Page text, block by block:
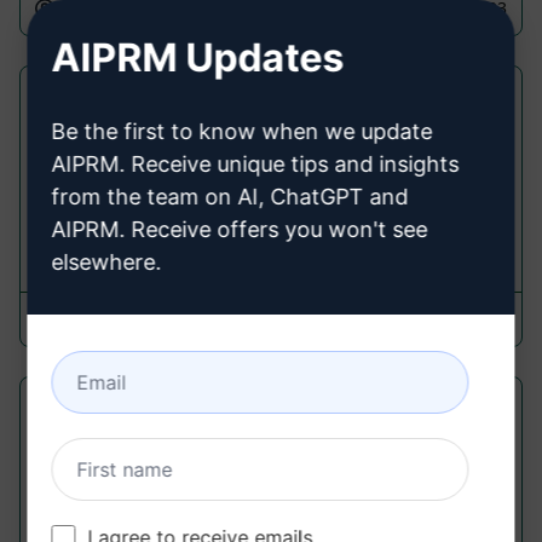
Sagar Mitukula April 27, 2023
Crie os Melhores Tópicos para o Blog
19,271
Ashutosh Joshi June 21, 2023
Escreva Descrição Profissional de
Biografia Empresarial
Ideation Prompts
AIPRM Updates
Be the first to know when we update
AIPRM. Receive unique tips and insights
from the team on AI, ChatGPT and
AIPRM. Receive offers you won't see
elsewhere.
I agree to receive emails